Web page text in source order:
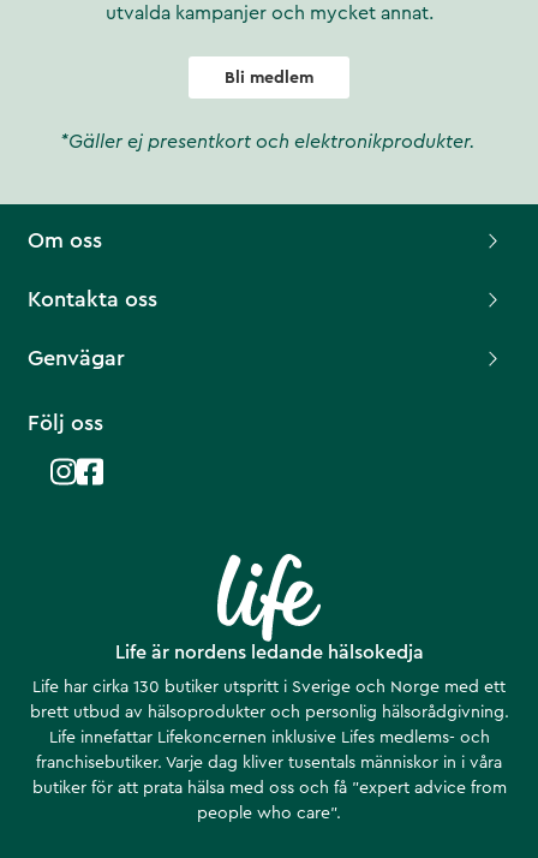
utvalda kampanjer och mycket annat.
Bli medlem
*Gäller ej presentkort och elektronikprodukter.
Life är nordens ledande hälsokedja
Life har cirka 130 butiker utspritt i Sverige och Norge med ett
brett utbud av hälsoprodukter och personlig hälsorådgivning.
Life innefattar Lifekoncernen inklusive Lifes medlems- och
franchisebutiker. Varje dag kliver tusentals människor in i våra
butiker för att prata hälsa med oss och få ”expert advice from
people who care”.
Om oss
Kontakta oss
Genvägar
Följ oss